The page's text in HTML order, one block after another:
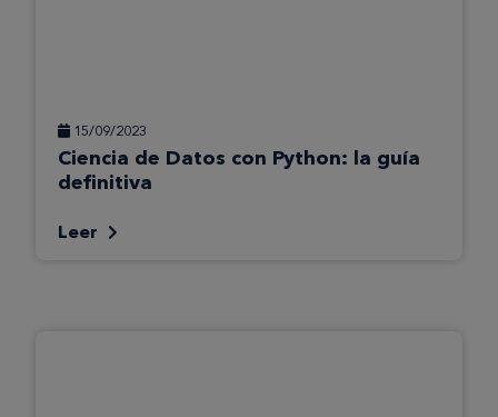
15/09/2023
Ciencia de Datos con Python: la guía
definitiva
Leer